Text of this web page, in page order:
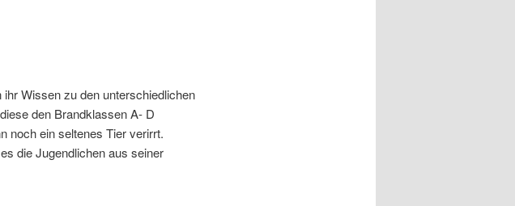
Wissen zu den unterschiedlichen
den Brandklassen A- D
noch ein seltenes Tier verirrt.
die Jugendlichen aus seiner